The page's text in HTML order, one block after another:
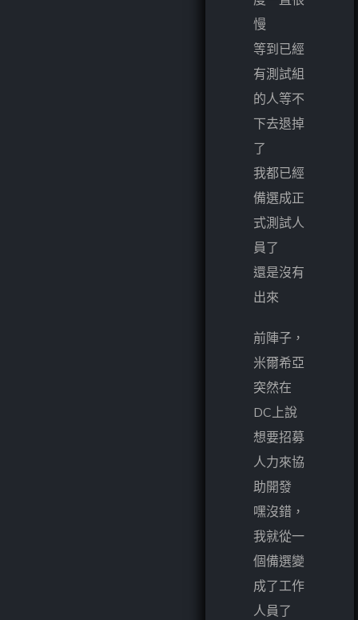
慢
等到已經
有測試組
的人等不
下去退掉
了
我都已經
備選成正
式測試人
員了
還是沒有
出來
前陣子，
米爾希亞
突然在
DC上說
想要招募
人力來協
助開發
嘿沒錯，
我就從一
個備選變
成了工作
人員了